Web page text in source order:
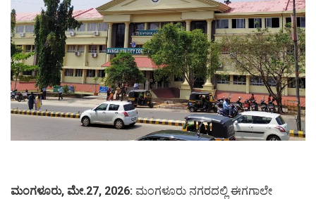
ಮಂಗಳೂರು, ಮೇ.27, 2026: ಮಂಗಳೂರು ನಗರದಲ್ಲಿ ಈಗಗಾಲೇ